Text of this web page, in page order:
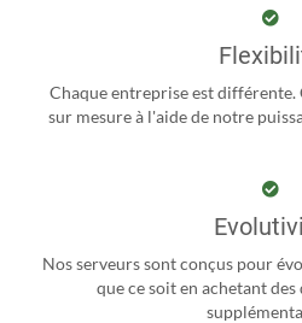
Chaque entreprise est
sur mesure à l'aide de notre
Nos serveurs sont conçus pour
que ce soit en achetant des